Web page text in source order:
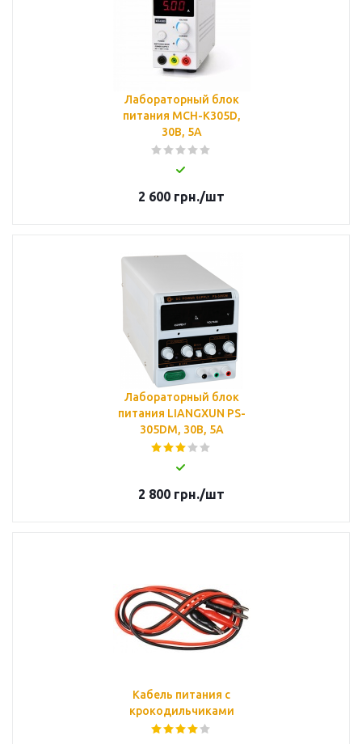
Лабораторный блок
питания MCH-K305D,
30B, 5A
2 600 грн./шт
Лабораторный блок
питания LIANGXUN PS-
305DM, 30В, 5А
2 800 грн./шт
Кабель питания с
крокодильчиками